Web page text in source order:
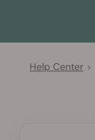
Help Center >